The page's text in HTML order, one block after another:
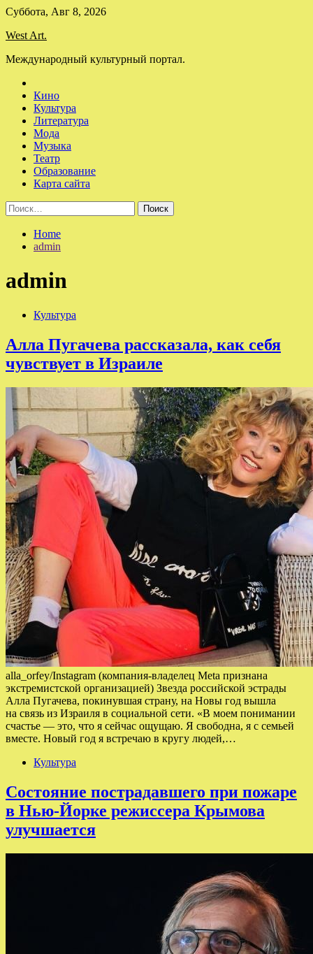
Skip
content
Суббота, Авг 8, 2026
West Art.
Международный культурный портал.
Кино
Культура
Литература
Мода
Музыка
Театр
Образование
Карта сайта
Найти:
Home
admin
admin
Культура
Алла Пугачева рассказала, как себя
чувствует в Израиле
alla_orfey/Instagram (компания-владелец Meta признана
экстремистской организацией) Звезда российской эстрады
Алла Пугачева, покинувшая страну, на Новы год вышла
на связь из Израиля в социальной сети. «В моем понимании
счастье — это, что я сейчас ощущаю. Я свободна, я с семьей
вместе. Новый год я встречаю в кругу людей,…
Культура
Состояние пострадавшего при пожаре
в Нью-Йорке режиссера Крымова
улучшается